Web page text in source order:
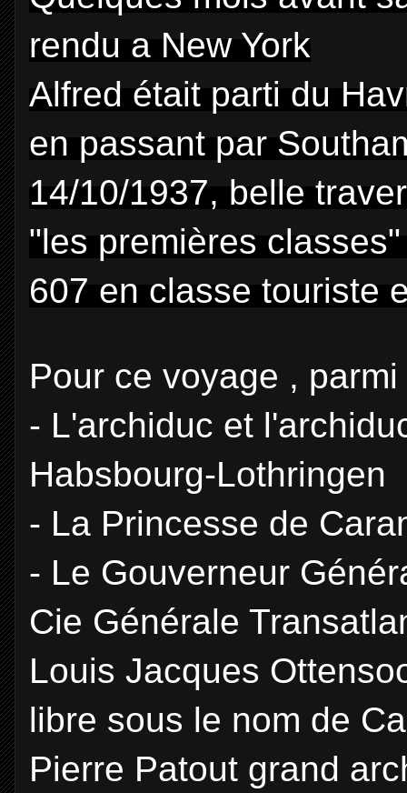
rendu a New York
Alfred était parti du
en passant par
14/10/1937, belle
"les premières
607 en classe touriste
Pour ce voyage ,
- L'archiduc et
Habsbourg-Lothringen
- La Princesse de
- Le Gouverneur
Cie Générale
Louis Jacques
libre sous le nom de
Pierre Patout grand